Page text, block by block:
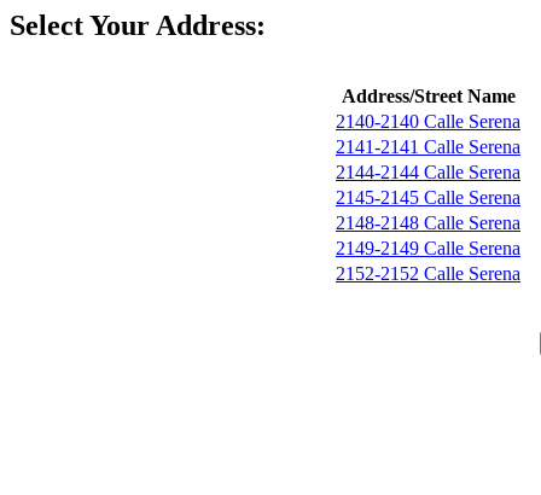
Select Your Address:
Address/Street Name
2140-2140 Calle Serena
2141-2141 Calle Serena
2144-2144 Calle Serena
2145-2145 Calle Serena
2148-2148 Calle Serena
2149-2149 Calle Serena
2152-2152 Calle Serena